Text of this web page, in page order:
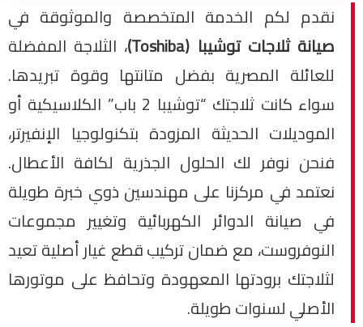
نقدم لكم الخدمة المتخصصة والموثوقة في
صيانة ثلاجات توشيبا (Toshiba)
، الثلاجة المفضلة
للعائلة المصرية بفضل متانتها وقوة تبريدها.
سواء كانت ثلاجتك “توشيبا 2 باب” الكلاسيكية أو
الموديلات الحديثة المزودة بتكنولوجيا الإنفيرتر،
فنحن نوفر لك الحلول الجذرية لكافة الأعطال.
نعتمد في مركزنا على مهندسين ذوي خبرة طويلة
في صيانة الدوائر الكهربائية وتغيير مجموعات
النوفروست، مع ضمان تركيب قطع غيار أصلية تعيد
لثلاجتك برودتها المعهودة وتحافظ على موتورها
الأصلي لسنوات طويلة.